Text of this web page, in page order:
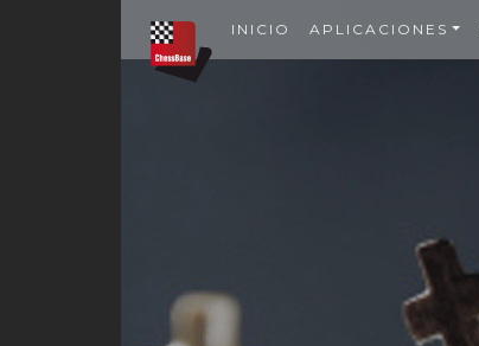
INICIO APLICACIONES